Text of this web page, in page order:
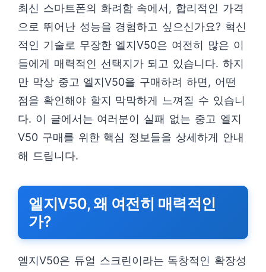
최신 스마트폰의 화려함 속에서, 합리적인 가격
으로 뛰어난 성능을 경험하고 싶으신가요? 혁신
적인 기술로 무장한 엘지V50은 여전히 많은 이
들에게 매력적인 선택지가 되고 있습니다. 하지
만 막상 중고 엘지V50을 구매하려 하면, 어떤
점을 확인해야 할지 막막하게 느껴질 수 있습니
다. 이 글에서는 여러분이 실패 없는 중고 엘지
V50 구매를 위한 핵심 정보들을 상세하게 안내
해 드립니다.
엘지V50, 왜 여전히 매력적인
가?
엘지V50은 듀얼 스크린이라는 독창적인 확장성